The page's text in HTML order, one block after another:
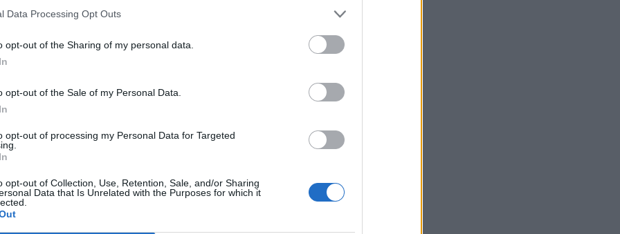
Data Processing Opt Outs
opt-out of the Sharing of my personal data.
opt-out of the Sale of my Personal Data.
opt-out of processing my Personal Data for Targeted
opt-out of Collection, Use, Retention, Sale, and/or Sharing
Data that Is Unrelated with the Purposes for which it
Uintia voi harrastaa
päätteeksi tai